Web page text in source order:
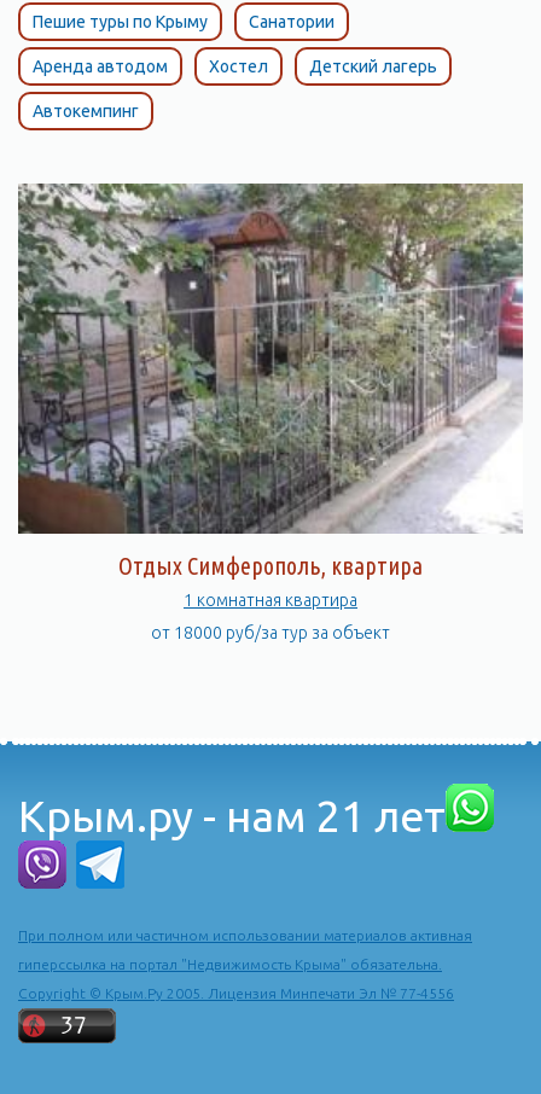
Пешие туры по Крыму Санатории
Аренда автодом Хостел Детский лагерь
Автокемпинг
Отдых Симферополь, квартира
1 комнатная квартира
от 18000 руб/за тур за объект
Крым.ру - нам 21 лет
При полном или частичном использовании материалов активная
гиперссылка на портал "Недвижимость Крыма" обязательна.
Copyright © Крым.Ру 2005. Лицензия Минпечати Эл № 77-4556